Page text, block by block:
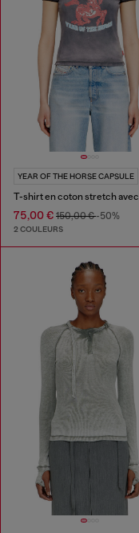
YEAR OF THE HORSE CAPSULE
75,00 € 150,00 €-50%
2 COULEURS